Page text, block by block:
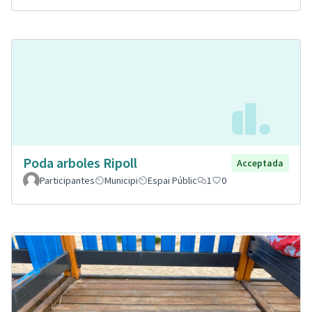
Poda arboles Ripoll
Acceptada
Participantes
Municipi Espai Públic 1 0